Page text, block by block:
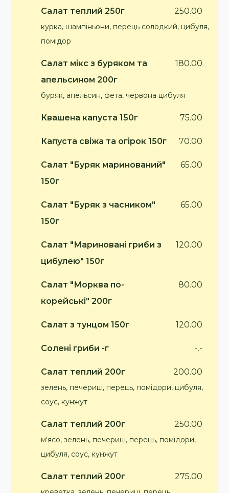
Салат теплий 250г 250.00
курка, шампіньони, перець солодкий, цибуля,
помідор
Салат мікс з буряком та
апельсином 200г
180.00
буряк, апельсин, фета, червона цибуля
Квашена капуста 150г 75.00
Капуста свіжа та огірок 150г 70.00
Салат "Буряк маринований"
150г
65.00
Салат "Буряк з часником"
150г
65.00
Салат "Мариновані гриби з
цибулею" 150г
120.00
Салат "Морква по-
корейські" 200г
80.00
Салат з тунцом 150г 120.00
Солені гриби -г -.-
Салат теплий 200г 200.00
зелень, печериці, перець, помідори, цибуля,
соус, кунжут
Салат теплий 200г 250.00
м'ясо, зелень, печериці, перець, помідори,
цибуля, соус, кунжут
Салат теплий 200г 275.00